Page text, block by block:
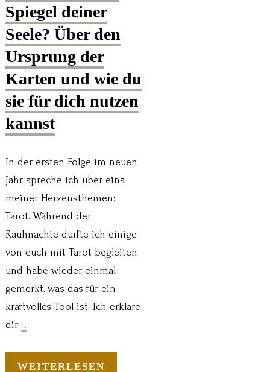
Spiegel deiner
Seele? Über den
Ursprung der
Karten und wie du
sie für dich nutzen
kannst
In der ersten Folge im neuen
Jahr spreche ich über eins
meiner Herzensthemen:
Tarot. Während der
Rauhnächte durfte ich einige
von euch mit Tarot begleiten
und habe wieder einmal
gemerkt, was das für ein
kraftvolles Tool ist. Ich erkläre
dir ...
WEITERLESEN